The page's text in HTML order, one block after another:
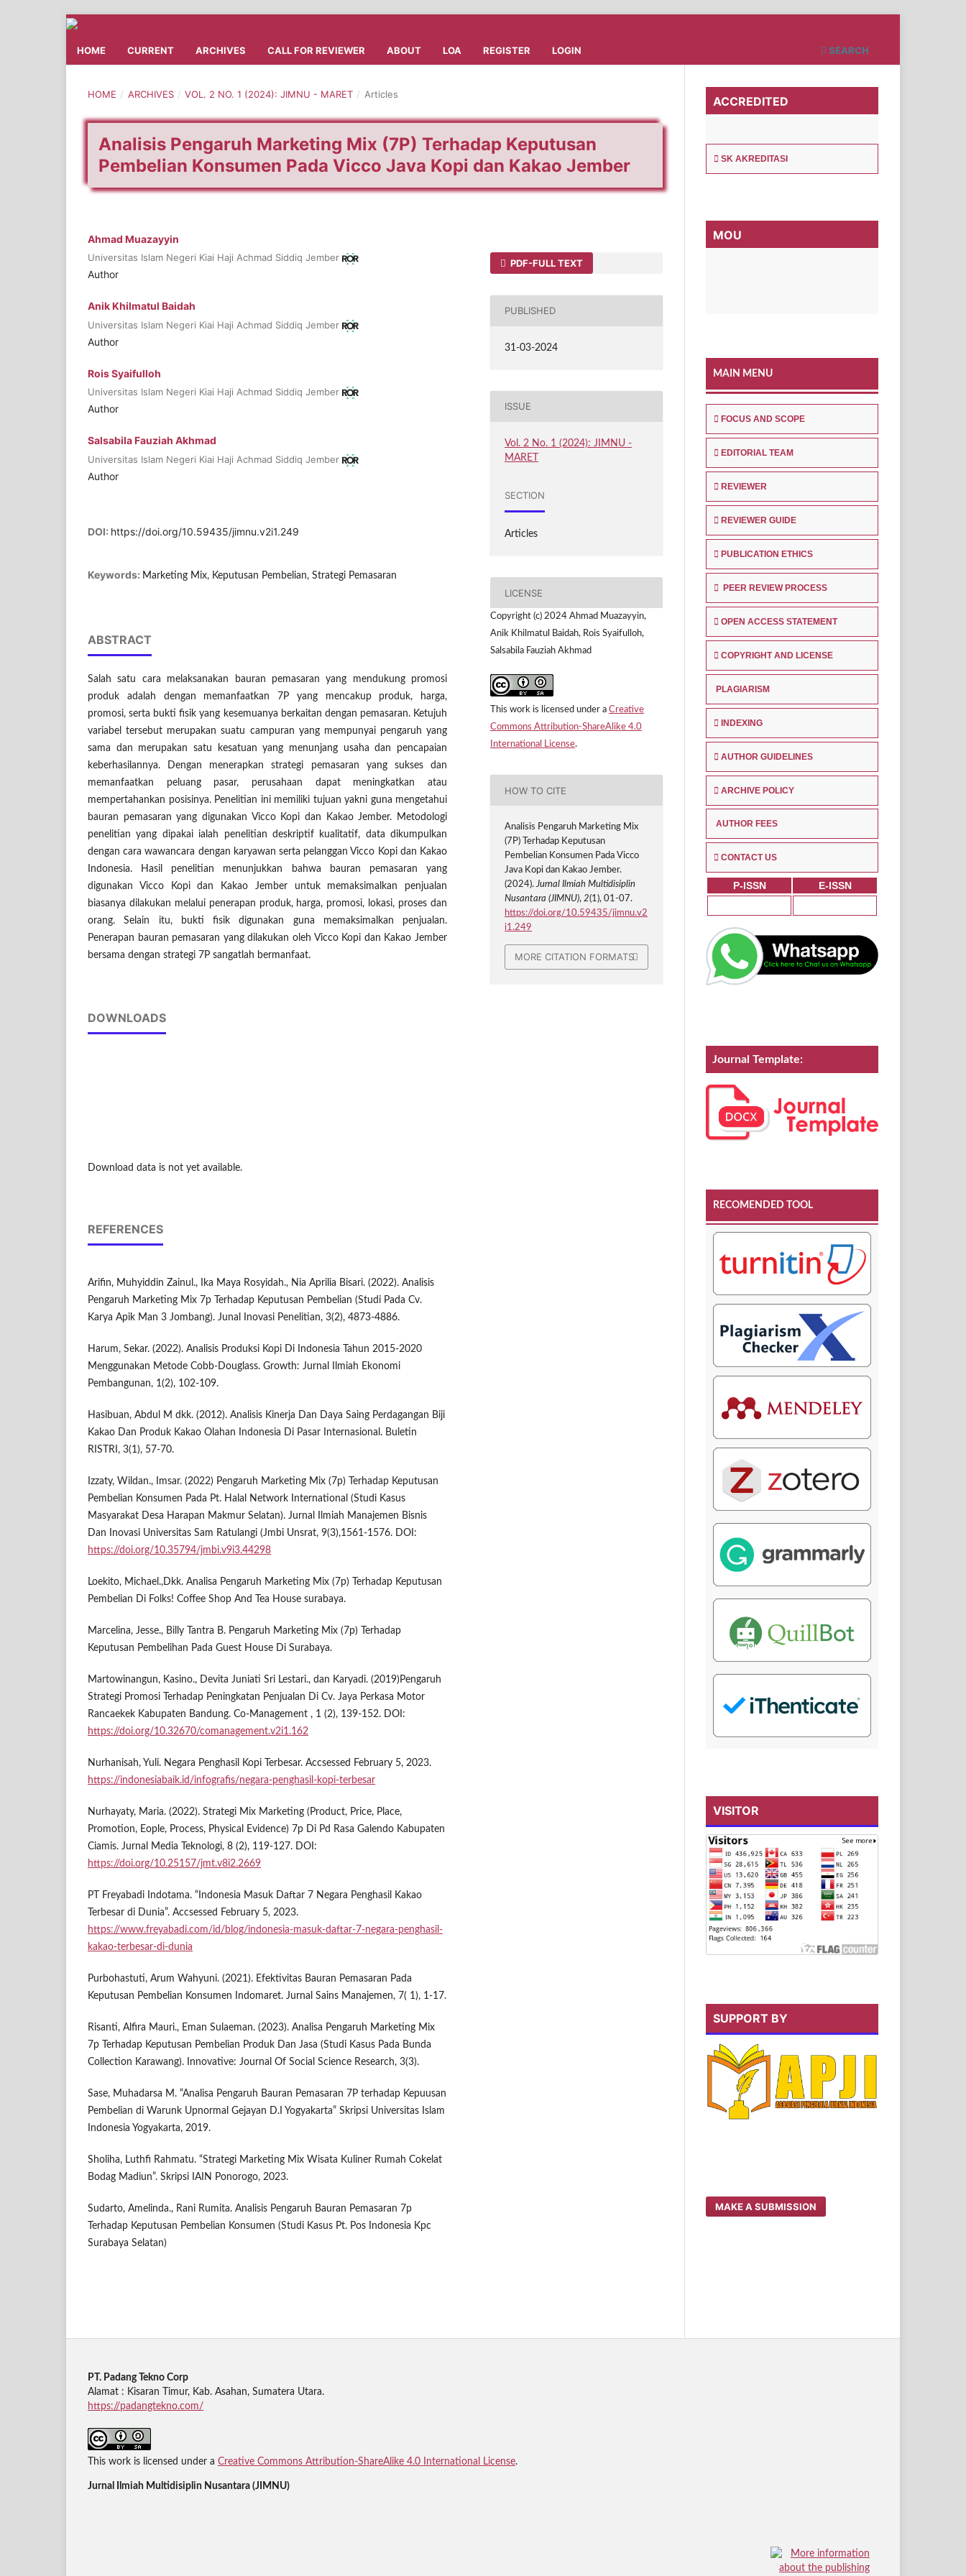
HOME CURRENT ARCHIVES CALL FOR REVIEWER ABOUT LOA REGISTER LOGIN SEARCH
HOME / ARCHIVES / VOL. 2 NO. 1 (2024): JIMNU - MARET / Articles
Analisis Pengaruh Marketing Mix (7P) Terhadap Keputusan
Pembelian Konsumen Pada Vicco Java Kopi dan Kakao Jember
Ahmad Muazayyin
Universitas Islam Negeri Kiai Haji Achmad Siddiq Jember
Author
Anik Khilmatul Baidah
Universitas Islam Negeri Kiai Haji Achmad Siddiq Jember
Author
Rois Syaifulloh
Universitas Islam Negeri Kiai Haji Achmad Siddiq Jember
Author
Salsabila Fauziah Akhmad
Universitas Islam Negeri Kiai Haji Achmad Siddiq Jember
Author
DOI: https://doi.org/10.59435/jimnu.v2i1.249
Keywords: Marketing Mix, Keputusan Pembelian, Strategi Pemasaran
ABSTRACT
Salah satu cara melaksanakan bauran pemasaran yang mendukung promosi
produk adalah dengan memanfaatkan 7P yang mencakup produk, harga,
promosi, serta bukti fisik yang kesemuanya berkaitan dengan pemasaran. Ketujuh
variabel tersebut merupakan suatu campuran yang mempunyai pengaruh yang
sama dan merupakan satu kesatuan yang menunjang usaha dan pencapaian
keberhasilannya. Dengan menerapkan strategi pemasaran yang sukses dan
memanfaatkan peluang pasar, perusahaan dapat meningkatkan atau
mempertahankan posisinya. Penelitian ini memiliki tujuan yakni guna mengetahui
bauran pemasaran yang digunakan Vicco Kopi dan Kakao Jember. Metodologi
penelitian yang dipakai ialah penelitian deskriptif kualitatif, data dikumpulkan
dengan cara wawancara dengan karyawan serta pelanggan Vicco Kopi dan Kakao
Indonesia. Hasil penelitian menunjukkan bahwa bauran pemasaran yang
digunakan Vicco Kopi dan Kakao Jember untuk memaksimalkan penjualan
biasanya dilakukan melalui penerapan produk, harga, promosi, lokasi, proses dan
orang. Selain itu, bukti fisik digunakan guna memaksimalkan penjualan.
Penerapan bauran pemasaran yang dilakukan oleh Vicco Kopi dan Kakao Jember
bersama dengan strategi 7P sangatlah bermanfaat.
DOWNLOADS
Download data is not yet available.
REFERENCES
Arifin, Muhyiddin Zainul., Ika Maya Rosyidah., Nia Aprilia Bisari. (2022). Analisis
Pengaruh Marketing Mix 7p Terhadap Keputusan Pembelian (Studi Pada Cv.
Karya Apik Man 3 Jombang). Junal Inovasi Penelitian, 3(2), 4873-4886.
Harum, Sekar. (2022). Analisis Produksi Kopi Di Indonesia Tahun 2015-2020
Menggunakan Metode Cobb-Douglass. Growth: Jurnal Ilmiah Ekonomi
Pembangunan, 1(2), 102-109.
Hasibuan, Abdul M dkk. (2012). Analisis Kinerja Dan Daya Saing Perdagangan Biji
Kakao Dan Produk Kakao Olahan Indonesia Di Pasar Internasional. Buletin
RISTRI, 3(1), 57-70.
Izzaty, Wildan., Imsar. (2022) Pengaruh Marketing Mix (7p) Terhadap Keputusan
Pembelian Konsumen Pada Pt. Halal Network International (Studi Kasus
Masyarakat Desa Harapan Makmur Selatan). Jurnal Ilmiah Manajemen Bisnis
Dan Inovasi Universitas Sam Ratulangi (Jmbi Unsrat, 9(3),1561-1576. DOI:
https://doi.org/10.35794/jmbi.v9i3.44298
Loekito, Michael.,Dkk. Analisa Pengaruh Marketing Mix (7p) Terhadap Keputusan
Pembelian Di Folks! Coffee Shop And Tea House surabaya.
Marcelina, Jesse., Billy Tantra B. Pengaruh Marketing Mix (7p) Terhadap
Keputusan Pembelihan Pada Guest House Di Surabaya.
Martowinangun, Kasino., Devita Juniati Sri Lestari., dan Karyadi. (2019)Pengaruh
Strategi Promosi Terhadap Peningkatan Penjualan Di Cv. Jaya Perkasa Motor
Rancaekek Kabupaten Bandung. Co-Management , 1 (2), 139-152. DOI:
https://doi.org/10.32670/comanagement.v2i1.162
Nurhanisah, Yuli. Negara Penghasil Kopi Terbesar. Accsessed February 5, 2023.
https://indonesiabaik.id/infografis/negara-penghasil-kopi-terbesar
Nurhayaty, Maria. (2022). Strategi Mix Marketing (Product, Price, Place,
Promotion, Eople, Process, Physical Evidence) 7p Di Pd Rasa Galendo Kabupaten
Ciamis. Jurnal Media Teknologi, 8 (2), 119-127. DOI:
https://doi.org/10.25157/jmt.v8i2.2669
PT Freyabadi Indotama. “Indonesia Masuk Daftar 7 Negara Penghasil Kakao
Terbesar di Dunia”. Accsessed February 5, 2023.
https://www.freyabadi.com/id/blog/indonesia-masuk-daftar-7-negara-penghasil-
kakao-terbesar-di-dunia
Purbohastuti, Arum Wahyuni. (2021). Efektivitas Bauran Pemasaran Pada
Keputusan Pembelian Konsumen Indomaret. Jurnal Sains Manajemen, 7( 1), 1-17.
Risanti, Alfira Mauri., Eman Sulaeman. (2023). Analisa Pengaruh Marketing Mix
7p Terhadap Keputusan Pembelian Produk Dan Jasa (Studi Kasus Pada Bunda
Collection Karawang). Innovative: Journal Of Social Science Research, 3(3).
Sase, Muhadarsa M. “Analisa Pengaruh Bauran Pemasaran 7P terhadap Kepuusan
Pembelian di Warunk Upnormal Gejayan D.I Yogyakarta” Skripsi Universitas Islam
Indonesia Yogyakarta, 2019.
Sholiha, Luthfi Rahmatu. “Strategi Marketing Mix Wisata Kuliner Rumah Cokelat
Bodag Madiun”. Skripsi IAIN Ponorogo, 2023.
Sudarto, Amelinda., Rani Rumita. Analisis Pengaruh Bauran Pemasaran 7p
Terhadap Keputusan Pembelian Konsumen (Studi Kasus Pt. Pos Indonesia Kpc
Surabaya Selatan)
PDF-FULL TEXT
PUBLISHED
31-03-2024
ISSUE
Vol. 2 No. 1 (2024): JIMNU -
MARET
SECTION
Articles
LICENSE
Copyright (c) 2024 Ahmad Muazayyin,
Anik Khilmatul Baidah, Rois Syaifulloh,
Salsabila Fauziah Akhmad
This work is licensed under a Creative
Commons Attribution-ShareAlike 4.0
International License.
HOW TO CITE
Analisis Pengaruh Marketing Mix
(7P) Terhadap Keputusan
Pembelian Konsumen Pada Vicco
Java Kopi dan Kakao Jember.
(2024).Jurnal Ilmiah Multidisiplin
Nusantara (JIMNU),2(1), 01-07.
https://doi.org/10.59435/jimnu.v2
i1.249
MORE CITATION FORMATS
ACCREDITED
SK AKREDITASI
MOU
MAIN MENU
FOCUS AND SCOPE
EDITORIAL TEAM
REVIEWER
REVIEWER GUIDE
PUBLICATION ETHICS
PEER REVIEW PROCESS
OPEN ACCESS STATEMENT
COPYRIGHT AND LICENSE
PLAGIARISM
INDEXING
AUTHOR GUIDELINES
ARCHIVE POLICY
AUTHOR FEES
CONTACT US
P-ISSN E-ISSN
Journal Template:
RECOMENDED TOOL
VISITOR
SUPPORT BY
MAKE A SUBMISSION
PT. Padang Tekno Corp
Alamat : Kisaran Timur, Kab. Asahan, Sumatera Utara.
https://padangtekno.com/
This work is licensed under a Creative Commons Attribution-ShareAlike 4.0 International License.
Jurnal Ilmiah Multidisiplin Nusantara (JIMNU)